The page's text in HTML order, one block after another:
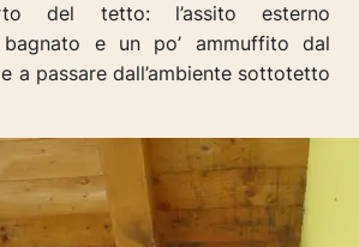
del tetto: l’assito esterno
bagnato e un po’ ammuffito dal
a passare dall’ambiente sottotetto